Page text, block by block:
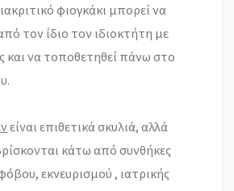
φιογκάκι μπορεί να
τον ίδιο τον ιδιοκτήτη με
και να τοποθετηθεί πάνω στο
είναι επιθετικά σκυλιά, αλλά
κάτω από συνθήκες
εκνευρισμού , ιατρικής